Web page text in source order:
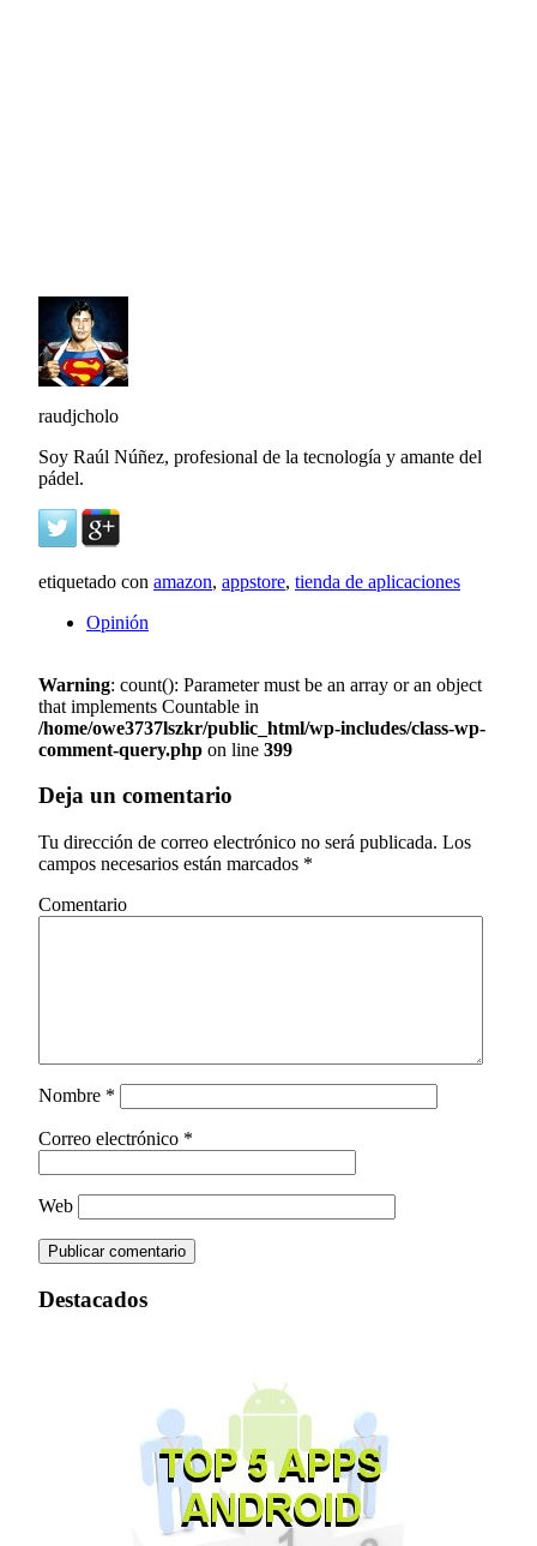
raudjcholo
Soy Raúl Núñez, profesional de la tecnología y amante del
pádel.
etiquetado con amazon, appstore, tienda de aplicaciones
Opinión
Warning: count(): Parameter must be an array or an object
that implements Countable in
/home/owe3737lszkr/public_html/wp-includes/class-wp-
comment-query.php on line 399
Deja un comentario
Tu dirección de correo electrónico no será publicada. Los
campos necesarios están marcados *
Comentario
Nombre *
Correo electrónico *
Web
Destacados